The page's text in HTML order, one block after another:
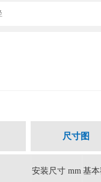
尺寸图
安装尺寸 mm 基